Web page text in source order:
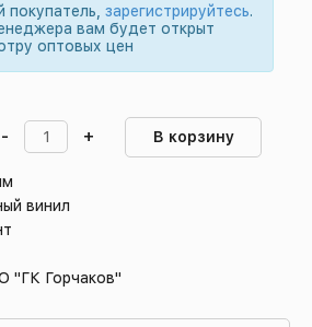
покупатель, зарегистрируйтесь.
вам будет открыт
оптовых цен
- + В корзину
винил
"ГК Горчаков"